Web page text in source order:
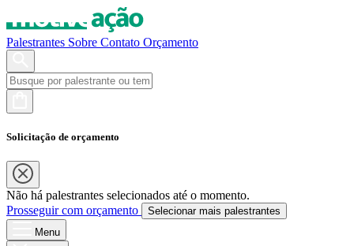
Palestrantes Sobre Contato Orçamento
Solicitação de orçamento
Não há palestrantes selecionados até o momento.
Prosseguir com orçamento
Selecionar mais palestrantes
Menu